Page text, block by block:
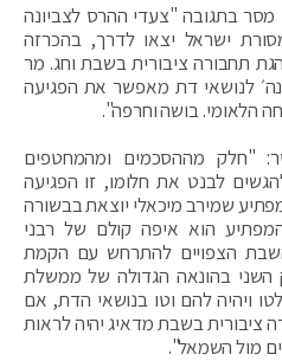
מסר בתגובה "צעדי ההרס לצביונה
ישראל יצאו לדרך, בהכרזה
תחבורה ציבורית בשבת וחג. מר
לנושאי דת מאפשר את הפגיעה
הלאומי. בושה וחרפה".
"חלק מההסכמים ומהמחטפים
לבנט את חלומו, זו הפגיעה
שמירב מיכאלי יוצאת בבשורה
הוא איפה קולם של רבני
השבת הצפויים להתרחש עם הקמת
בהונאה הגדולה של ממשלת
ויהיה להם וטו בנושאי הדת, אם
ציבורית בשבת מדאיג יהיה לראות
מול השמאל".